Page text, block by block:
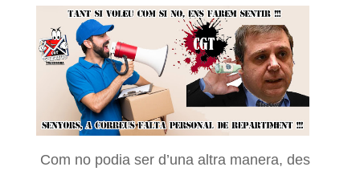
Com no podia ser d’una altra manera, des